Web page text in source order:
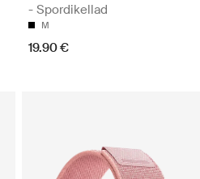
- Spordikellad
M
19.90 €